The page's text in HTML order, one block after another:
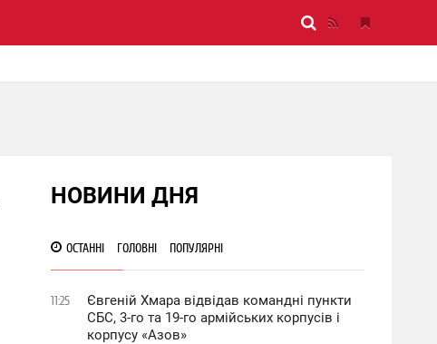
НОВИНИ ДНЯ
ОСТАННІ ГОЛОВНІ ПОПУЛЯРНІ
11:25
Євгеній Хмара відвідав командні пункти
СБС, 3-го та 19-го армійських корпусів і
корпусу «Азов»